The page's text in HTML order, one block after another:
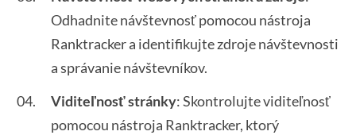
Odhadnite návštevnosť pomocou nástroja
Ranktracker a identifikujte zdroje návštevnosti
a správanie návštevníkov.
Viditeľnosť stránky: Skontrolujte viditeľnosť
pomocou nástroja Ranktracker, ktorý